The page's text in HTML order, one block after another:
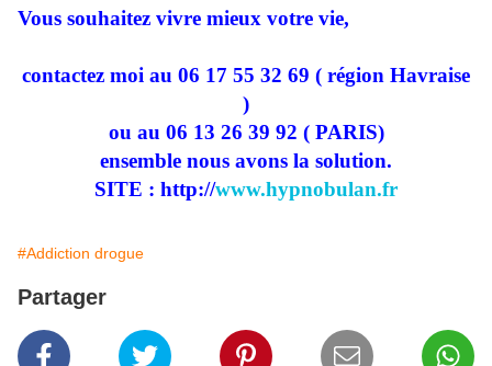
Vous souhaitez vivre mieux votre vie,
contactez moi au 06 17 55 32 69 ( région Havraise
)
ou au 06 13 26 39 92 ( PARIS)
ensemble nous avons la solution.
SITE : http://www.hypnobulan.fr
#Addiction drogue
Partager